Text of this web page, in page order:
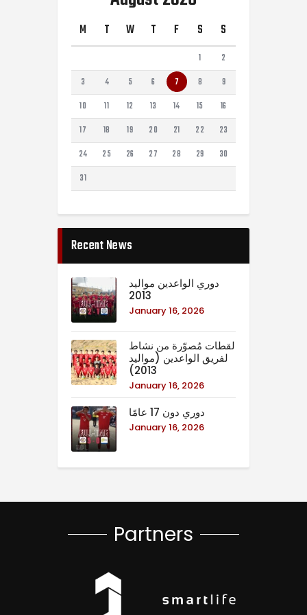
M T W T F S S
1
2
3
4 5 6 7 8
9
10
11 12 13 14 15
16
17
18 19 20 21 22
23
24
25 26 27 28 29
30
31
Recent News
دوري الواعدين مواليد
2013
January 16, 2026
لقطات مُصوّرة من نشاط
لفريق الواعدين (مواليد
2013)
January 16, 2026
دوري دون 17 عامًا
January 16, 2026
Partners